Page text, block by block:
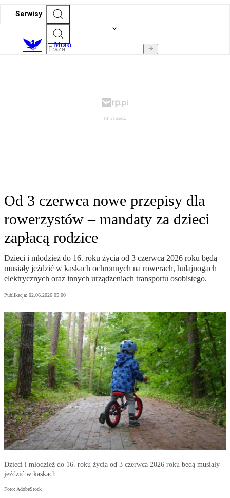
Serwisy
Moto
Od 3 czerwca nowe przepisy dla
rowerzystów – mandaty za dzieci
zapłacą rodzice
Dzieci i młodzież do 16. roku życia od 3 czerwca 2026 roku będą
musiały jeździć w kaskach ochronnych na rowerach, hulajnogach
elektrycznych oraz innych urządzeniach transportu osobistego.
Publikacja: 02.06.2026 05:00
Dzieci i młodzież do 16. roku życia od 3 czerwca 2026 roku będą musiały
jeździć w kaskach
Foto: AdobeStock